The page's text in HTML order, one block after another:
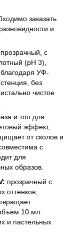
заказать
и
прозрачный, с
(pH 3),
УФ-
без
чистое
и топ для
эффект,
от сколов и
с
для
образов.
прозрачный с
оттенков,
10 мл.
и пастельных